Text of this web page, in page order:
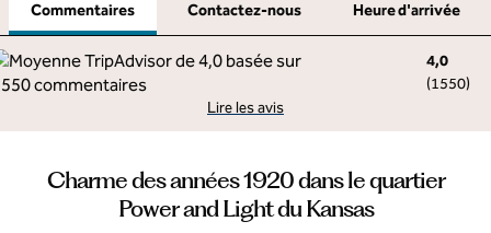
Commentaires Contactez-nous
Heure d'arrivée
4,0
(1550)
Lire les avis
Charme des années 1920 dans le quartier
Power and Light du Kansas